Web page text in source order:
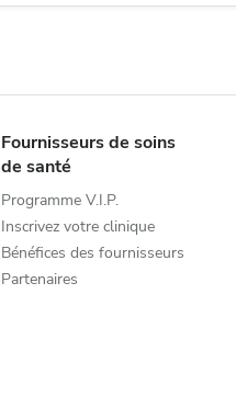
Fournisseurs de soins
de santé
Programme V.I.P.
Inscrivez votre clinique
Bénéfices des fournisseurs
Partenaires